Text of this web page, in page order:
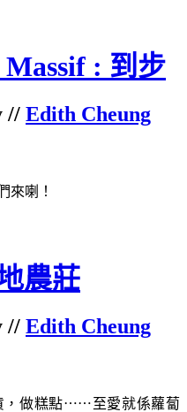
: 到步
// Edith Cheung
來喇！
農莊
// Edith Cheung
，做糕點⋯⋯至愛就係蘿蔔